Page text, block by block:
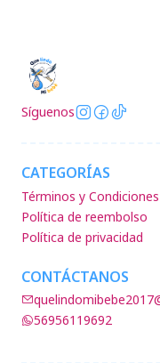
Síguenos
CATEGORÍAS
Términos y Condiciones
Política de reembolso
Política de privacidad
CONTÁCTANOS
56956119692